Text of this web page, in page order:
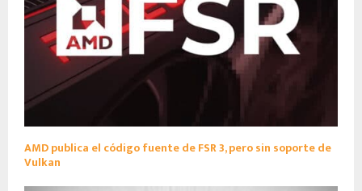
AMD publica el código fuente de FSR 3, pero sin soporte de
Vulkan